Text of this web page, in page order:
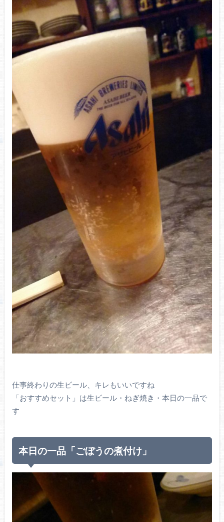
仕事終わりの生ビール、キレもいいですね
「おすすめセット」は生ビール・ねぎ焼き・本日の一品で
す
本日の一品「ごぼうの煮付け」